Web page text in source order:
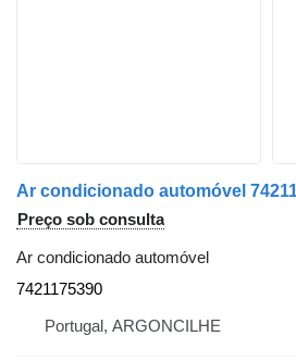
Preço sob consulta
Ar condicionado automóvel
7421175390
Portugal, ARGONCILHE